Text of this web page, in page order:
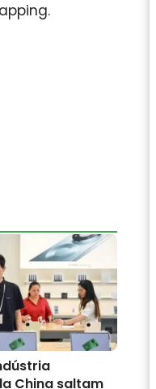
China saltam